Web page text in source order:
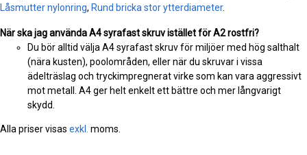
Låsmutter nylonring, Rund bricka stor ytterdiameter.
När ska jag använda A4 syrafast skruv istället för A2 rostfri?
Du bör alltid välja A4 syrafast skruv för miljöer med hög salthalt
(nära kusten), poolområden, eller när du skruvar i vissa
ädelträslag och tryckimpregnerat virke som kan vara aggressivt
mot metall. A4 ger helt enkelt ett bättre och mer långvarigt
skydd.
Alla priser visas exkl. moms.